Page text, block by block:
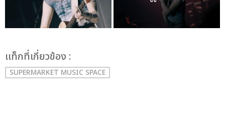
เเท็กที่เกี่ยวข้อง :
SUPERMARKET MUSIC SPACE